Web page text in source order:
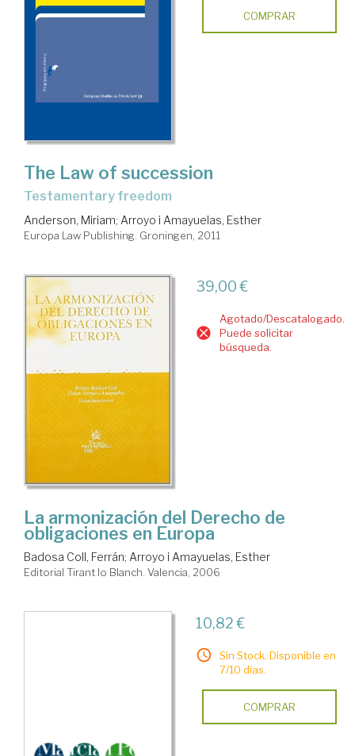
COMPRAR
The Law of succession
testamentary freedom
Anderson, Miriam; Arroyo i Amayuelas, Esther
Europa Law Publishing. Groningen, 2011
39,00 €
Agotado/Descatalogado.
Puede solicitar
búsqueda.
La armonización del Derecho de
obligaciones en Europa
Badosa Coll, Ferrán; Arroyo i Amayuelas, Esther
Editorial Tirant lo Blanch. Valencia, 2006
10,82 €
Sin Stock. Disponible en
7/10 días.
COMPRAR